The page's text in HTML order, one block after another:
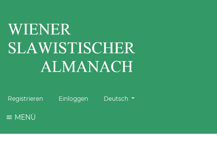
Registrieren Einloggen Sprache wechseln. Die aktuelle
Deutsch
MENÜ